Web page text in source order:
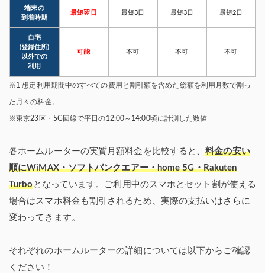
端末の
到着時期
最短翌日 最短3日 最短3日 最短2日
自宅
(登録住所)
以外での
利用
可能 不可 不可 不可
※1 想定利用期間中のすべての費用と割引額を含めた総額を利用月数で割っ
た月々の料金。
※東京23区・5G回線で平日の12:00～14:00頃に計測した数値
各ホームルーターの実質月額料金を比較すると、料金の安い
順にWiMAX・ソフトバンクエアー・home 5G・Rakuten
Turboとなっています。ご利用中のスマホとセット割が使える
場合はスマホ料金も割引されるため、実際の支払いはさらに
変わってきます。
それぞれのホームルーターの詳細については以下からご確認
ください！